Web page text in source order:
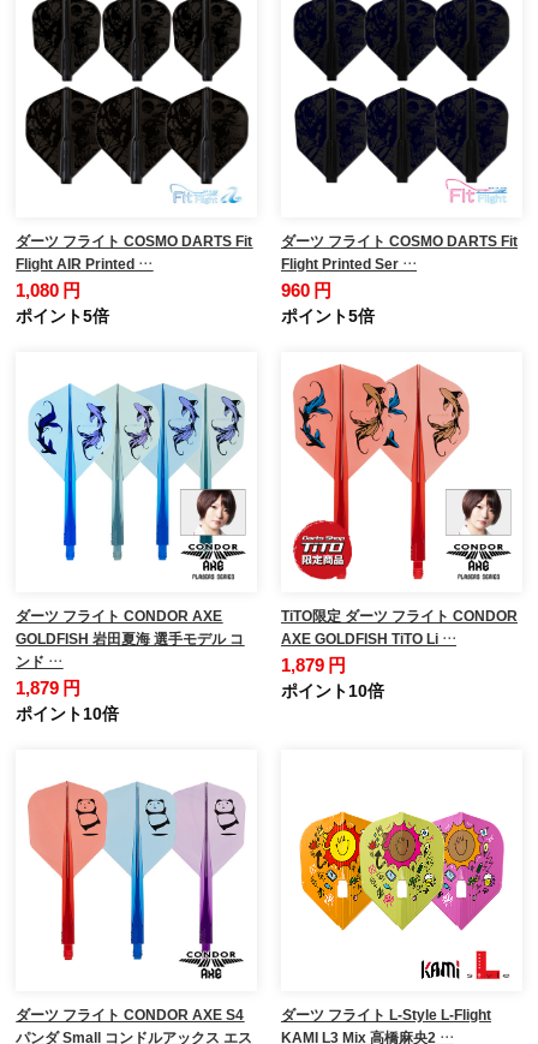
ダーツ フライト COSMO DARTS Fit
Flight AIR Printed …
1,080 円
ポイント5倍
ダーツ フライト COSMO DARTS Fit
Flight Printed Ser …
960 円
ポイント5倍
ダーツ フライト CONDOR AXE
GOLDFISH 岩田夏海 選手モデル コ
ンド …
1,879 円
ポイント10倍
TiTO限定 ダーツ フライト CONDOR
AXE GOLDFISH TiTO Li …
1,879 円
ポイント10倍
ダーツ フライト CONDOR AXE S4
パンダ Small コンドルアックス エス
ダーツ フライト L-Style L-Flight
KAMI L3 Mix 高橋麻央2 …